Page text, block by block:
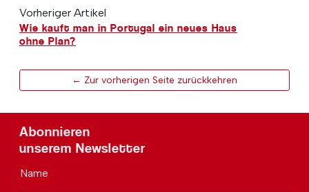
Vorheriger Artikel
Wie kauft man in Portugal ein neues Haus
ohne Plan?
← Zur vorherigen Seite zurückkehren
Abonnieren
unserem Newsletter
Name